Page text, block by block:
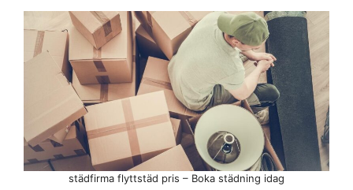
städfirma flyttstäd pris – Boka städning idag